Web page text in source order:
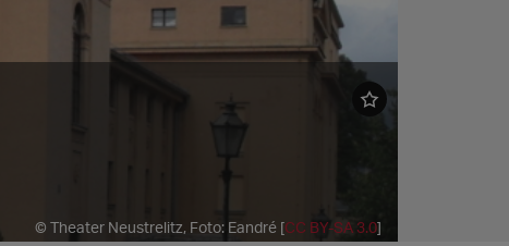
© Theater Neustrelitz, Foto: Eandré [CC BY-SA 3.0]